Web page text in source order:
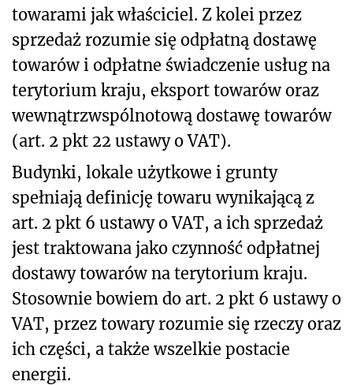
towarami jak właściciel. Z kolei przez
sprzedaż rozumie się odpłatną dostawę
towarów i odpłatne świadczenie usług na
terytorium kraju, eksport towarów oraz
wewnątrzwspólnotową dostawę towarów
(art. 2 pkt 22 ustawy o VAT).
Budynki, lokale użytkowe i grunty
spełniają definicję towaru wynikającą z
art. 2 pkt 6 ustawy o VAT, a ich sprzedaż
jest traktowana jako czynność odpłatnej
dostawy towarów na terytorium kraju.
Stosownie bowiem do art. 2 pkt 6 ustawy o
VAT, przez towary rozumie się rzeczy oraz
ich części, a także wszelkie postacie
energii.